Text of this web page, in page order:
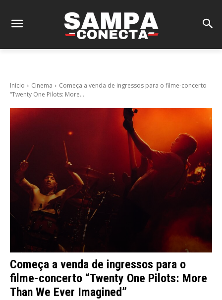
Início Cinema
Começa a venda de ingressos para o filme-concerto
“Twenty One Pilots: More...
Começa a venda de ingressos para o
filme-concerto “Twenty One Pilots: More
Than We Ever Imagined”